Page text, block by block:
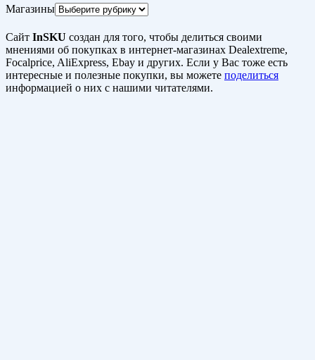
Магазины
Сайт InSKU создан для того, чтобы делиться своими
мнениями об покупках в интернет-магазинах Dealextreme,
Focalprice, AliExpress, Ebay и других. Если у Вас тоже есть
интересные и полезные покупки, вы можете поделиться
информацией о них с нашими читателями.